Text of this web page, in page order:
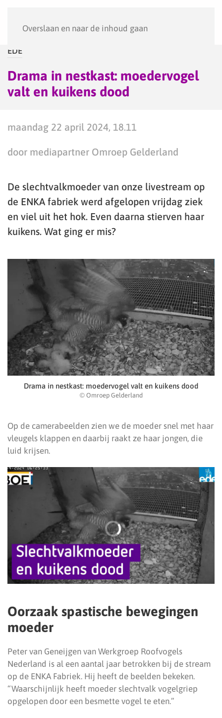
Overslaan en naar de inhoud gaan
EDE
Drama in nestkast: moedervogel
valt en kuikens dood
maandag 22 april 2024, 18.11
door mediapartner Omroep Gelderland
De slechtvalkmoeder van onze livestream op
de ENKA fabriek werd afgelopen vrijdag ziek
en viel uit het hok. Even daarna stierven haar
kuikens. Wat ging er mis?
Drama in nestkast: moedervogel valt en kuikens dood
© Omroep Gelderland
Op de camerabeelden zien we de moeder snel met haar
vleugels klappen en daarbij raakt ze haar jongen, die
luid krijsen.
Oorzaak spastische bewegingen
moeder
Peter van Geneijgen van Werkgroep Roofvogels
Nederland is al een aantal jaar betrokken bij de stream
op de ENKA Fabriek. Hij heeft de beelden bekeken.
“Waarschijnlijk heeft moeder slechtvalk vogelgriep
opgelopen door een besmette vogel te eten.”